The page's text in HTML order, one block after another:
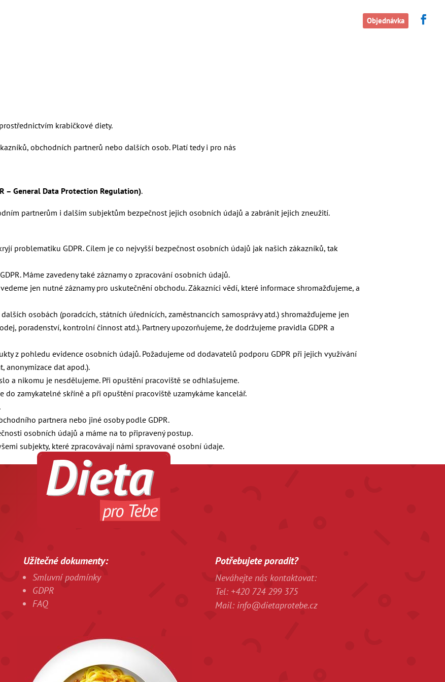
Objednávka
krabičkové diety.
obchodních partnerů nebo dalších osob. Platí tedy i pro nás
– General Data Protection Regulation).
partnerům i dalším subjektům bezpečnost jejich osobních údajů a zabránit jejich zneužití.
problematiku GDPR. Cílem je co nejvyšší bezpečnost osobních údajů jak našich zákazníků, tak
Máme zavedeny také záznamy o zpracování osobních údajů.
jen nutné záznamy pro uskutečnění obchodu. Zákazníci vědí, které informace shromažďujeme, a
osobách (poradcích, státních úřednících, zaměstnancích samosprávy atd.) shromažďujeme jen
poradenství, kontrolní činnost atd.). Partnery upozorňujeme, že dodržujeme pravidla GDPR a
z pohledu evidence osobních údajů. Požadujeme od dodavatelů podporu GDPR při jejich využívání
anonymizace dat apod.).
a nikomu je nesdělujeme. Při opuštění pracoviště se odhlašujeme.
zamykatelné skříně a při opuštění pracoviště uzamykáme kancelář.
partnera nebo jiné osoby podle GDPR.
osobních údajů a máme na to připravený postup.
subjekty, které zpracovávají námi spravované osobní údaje.
Užitečné dokumenty:
Smluvní podmínky
GDPR
FAQ
Potřebujete poradit?
Neváhejte nás kontaktovat:
Tel: +420 724 299 375
Mail:info@dietaprotebe.cz